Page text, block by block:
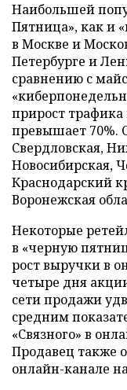
Наибольшей
Пятница», как и
в Москве и
Петербурге и
сравнению с
прирост трафика
превышает 70%.
Свердловская,
Новосибирская,
Краснодарский
Воронежская
Некоторые
в «черную
рост выручки в
четыре дня
сети продажи
средним
«Связного» в
Продавец также
онлайн-канале